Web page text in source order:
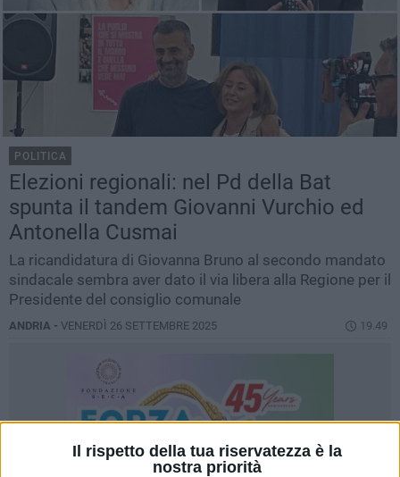
Il rispetto della tua riservatezza è la
nostra priorità
POLITICA
Elezioni regionali: nel Pd della Bat
spunta il tandem Giovanni Vurchio ed
Antonella Cusmai
La ricandidatura di Giovanna Bruno al secondo mandato
sindacale sembra aver dato il via libera alla Regione per il
Presidente del consiglio comunale
ANDRIA - VENERDÌ 26 SETTEMBRE 2025 19.49